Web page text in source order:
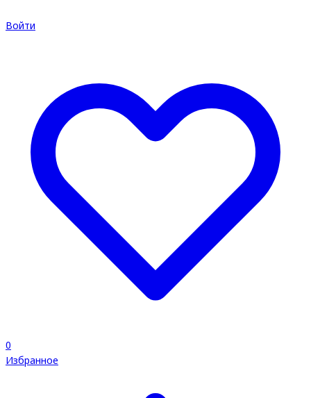
Войти
0
Избранное